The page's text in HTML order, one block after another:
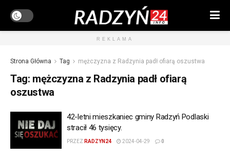
REKLAMA
Strona Główna Tag mężczyzna z Radzynia padł ofiarą oszustwa
Tag: mężczyzna z Radzynia padł ofiarą
oszustwa
42-letni mieszkaniec gminy Radzyń Podlaski
stracił 46 tysięcy.
PRZEZ RADZYN24 2024-04-29 0